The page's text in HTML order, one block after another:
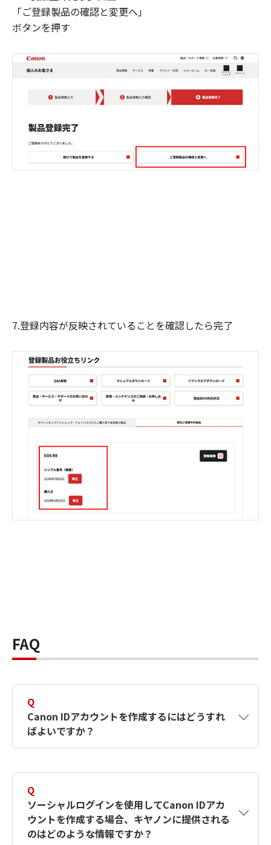
「ご登録製品の確認と変更へ」
ボタンを押す
7.登録内容が反映されていることを確認したら完了
FAQ
Q
Canon IDアカウントを作成するにはどうすれ
ばよいですか？
す。詳しい作成方法は【カメラ】Canon IDとは
何ですか？Canon IDの作成方法は？をご確認く
ださい。
Q
ソーシャルログインを使用してCanon IDアカ
ウントを作成する場合、キヤノンに提供される
のはどのような情報ですか？